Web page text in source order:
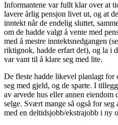
Informantene var fullt klar over at
lavere årlig pensjon livet ut, og at
inntekt når de endelig sluttet,
om de hadde valgt å vente med
med å mestre inntektsnedgangen
riktignok, hadde erfart det), og la i
var vant til å klare seg med lite.
De fleste hadde likevel planlagt
seg med gjeld, og de sparte. I
av arvede hus eller annen
selge. Svært mange så også for seg
med en deltidsjobb/ekstrajobb i ny